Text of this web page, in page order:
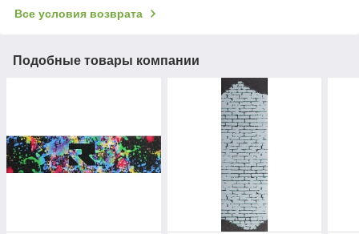
Все условия возврата
Подобные товары компании